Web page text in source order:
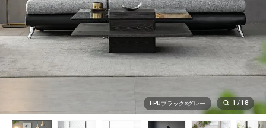
EPUブラック×グレー 1 /18